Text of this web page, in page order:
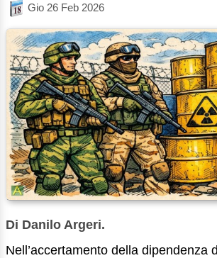
Gio 26 Feb 2026
Di Danilo Argeri.
Nell’accertamento della dipendenza